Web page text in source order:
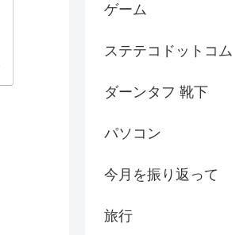
ゲーム
ステテコドットコム
ダーンタフ 靴下
パソコン
今月を振り返って
旅行